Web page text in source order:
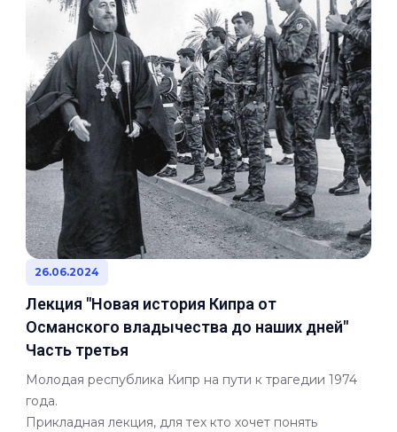
26.06.2024
Лекция "Новая история Кипра от
Османского владычества до наших дней"
Часть третья
Молодая республика Кипр на пути к трагедии 1974
года.
Прикладная лекция, для тех кто хочет понять